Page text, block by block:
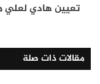
تعيين هادي لعلي
مقالات ذات صلة